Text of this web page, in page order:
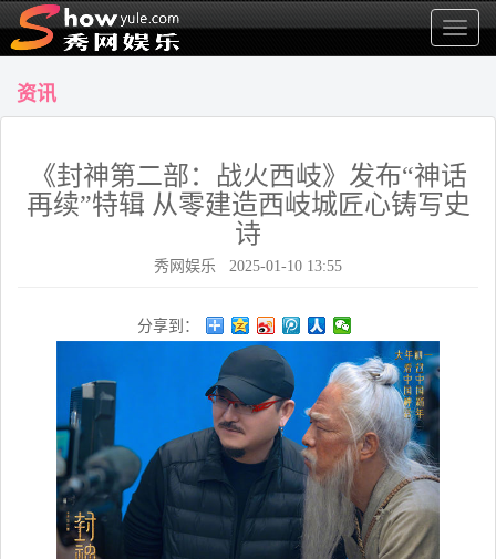
显
示
资讯
《封神第二部：战火西岐》发布“神话
再续”特辑 从零建造西岐城匠心铸写史
诗
秀网娱乐 2025-01-10 13:55
分享到：